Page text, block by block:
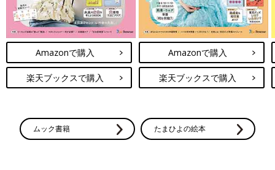
Amazonで購入
楽天ブックスで購入
Amazonで購入
楽天ブックスで購入
ムック書籍 たまひよの絵本